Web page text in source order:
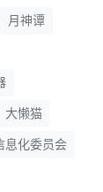
月神谭
大懒猫
息化委员会